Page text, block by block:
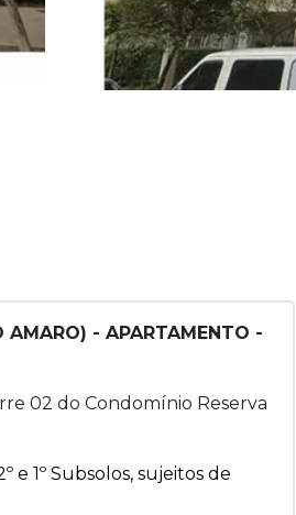
AMARO) - APARTAMENTO -
02 do Condomínio Reserva
e 1º Subsolos, sujeitos de